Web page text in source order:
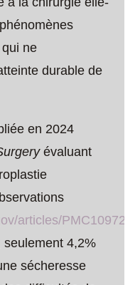
ne
durable de
en 2024
évaluant
articles/
4,2%
sécheresse